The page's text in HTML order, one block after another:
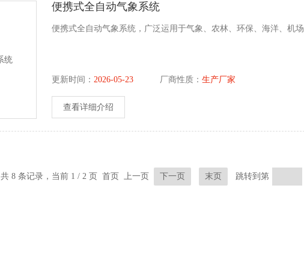
便携式全自动气象系统
便携式全自动气象系统，广泛运用于气象、农林、环保、海洋、机
更新时间：2026-05-23 厂商性质：生产厂家
查看详细介绍
共 8 条记录，当前 1 / 2 页 首页 上一页 下一页 末页 跳转到第